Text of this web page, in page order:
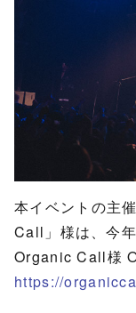
本イベントの主
Call」様は、今
Organic Call様
https://